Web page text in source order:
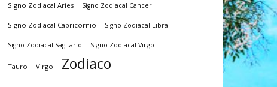
Signo Zodiacal Aries Signo Zodiacal Cancer
Signo Zodiacal Capricornio Signo Zodiacal Libra
Signo Zodiacal Sagitario Signo Zodiacal Virgo
Tauro Virgo Zodiaco